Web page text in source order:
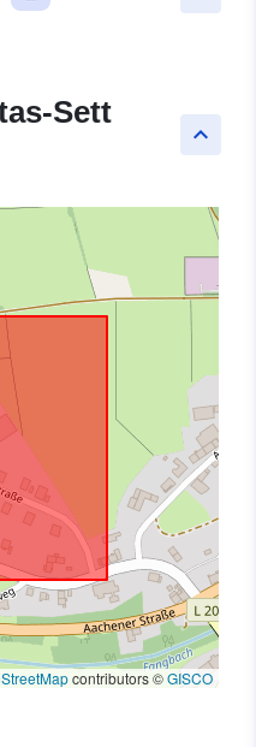
keyboard_arrow_up
Sett
contributors ©GISCO